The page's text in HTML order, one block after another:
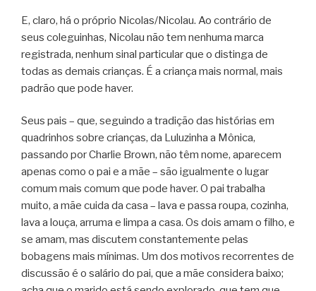
E, claro, há o próprio Nicolas/Nicolau. Ao contrário de
seus coleguinhas, Nicolau não tem nenhuma marca
registrada, nenhum sinal particular que o distinga de
todas as demais crianças. É a criança mais normal, mais
padrão que pode haver.
Seus pais – que, seguindo a tradição das histórias em
quadrinhos sobre crianças, da Luluzinha a Mônica,
passando por Charlie Brown, não têm nome, aparecem
apenas como o pai e a mãe – são igualmente o lugar
comum mais comum que pode haver. O pai trabalha
muito, a mãe cuida da casa – lava e passa roupa, cozinha,
lava a louça, arruma e limpa a casa. Os dois amam o filho, e
se amam, mas discutem constantemente pelas
bobagens mais mínimas. Um dos motivos recorrentes de
discussão é o salário do pai, que a mãe considera baixo;